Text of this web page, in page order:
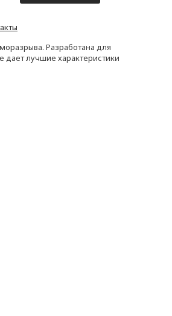
Разработана для
дает лучшие характеристики